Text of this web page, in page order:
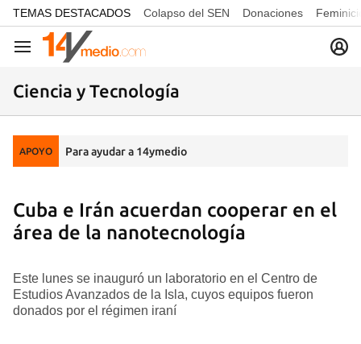
common.go-to-content
TEMAS DESTACADOS Colapso del SEN Donaciones
Navegación
Ciencia y Tecnología
APOYO Para ayudar a 14ymedio
Cuba e Irán acuerdan cooperar en el
área de la nanotecnología
Este lunes se inauguró un laboratorio en el Centro de
Estudios Avanzados de la Isla, cuyos equipos fueron
donados por el régimen iraní